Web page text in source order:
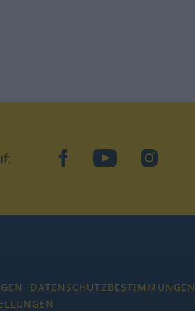
facebookYouTubeInstagram
DATENSCHUTZBESTIMMUNGEN